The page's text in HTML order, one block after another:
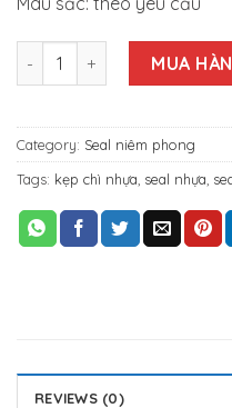
KẸP CHÌ NHỰA TRÒN
MUA
Category: Seal niêm phong
Tags: kẹp chì nhựa seal nhựa
REVIEWS (0)